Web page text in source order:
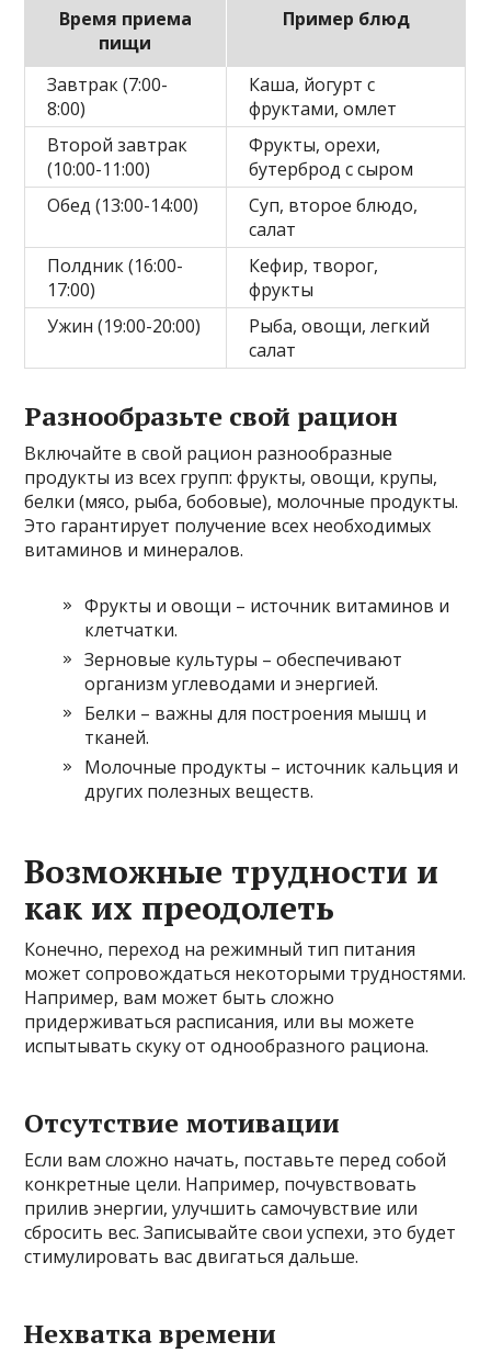
Время приема
пищи
Пример блюд
Завтрак (7:00-
8:00)
Каша, йогурт с
фруктами, омлет
Второй завтрак
(10:00-11:00)
Фрукты, орехи,
бутерброд с сыром
Обед (13:00-14:00)
Суп, второе блюдо,
салат
Полдник (16:00-
17:00)
Кефир, творог,
фрукты
Ужин (19:00-20:00)
Рыба, овощи, легкий
салат
Разнообразьте свой рацион
Включайте в свой рацион разнообразные
продукты из всех групп: фрукты, овощи, крупы,
белки (мясо, рыба, бобовые), молочные продукты.
Это гарантирует получение всех необходимых
витаминов и минералов.
Фрукты и овощи – источник витаминов и
клетчатки.
Зерновые культуры – обеспечивают
организм углеводами и энергией.
Белки – важны для построения мышц и
тканей.
Молочные продукты – источник кальция и
других полезных веществ.
Возможные трудности и
как их преодолеть
Конечно, переход на режимный тип питания
может сопровождаться некоторыми трудностями.
Например, вам может быть сложно
придерживаться расписания, или вы можете
испытывать скуку от однообразного рациона.
Отсутствие мотивации
Если вам сложно начать, поставьте перед собой
конкретные цели. Например, почувствовать
прилив энергии, улучшить самочувствие или
сбросить вес. Записывайте свои успехи, это будет
стимулировать вас двигаться дальше.
Нехватка времени